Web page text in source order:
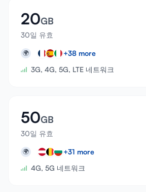
20GB
30일 유효
🌍 +38 more
3G, 4G, 5G, LTE 네트워크
50GB
30일 유효
🌍 +31 more
4G, 5G 네트워크